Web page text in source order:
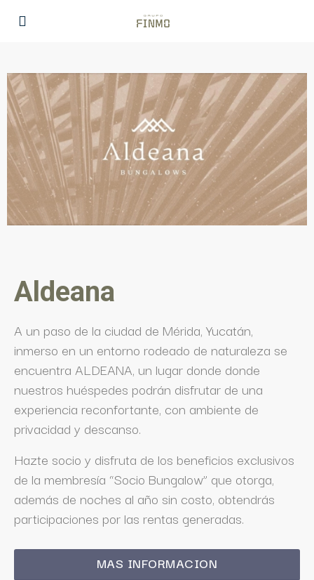
Aldeana
A un paso de la ciudad de Mérida, Yucatán,
inmerso en un entorno rodeado de naturaleza se
encuentra ALDEANA, un lugar donde donde
nuestros huéspedes podrán disfrutar de una
experiencia reconfortante, con ambiente de
privacidad y descanso.
Hazte socio y disfruta de los beneficios exclusivos
de la membresía “Socio Bungalow” que otorga,
además de noches al año sin costo, obtendrás
participaciones por las rentas generadas.
MAS INFORMACION